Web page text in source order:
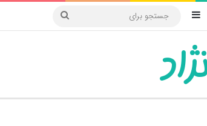
تصادفی
سایدبار
جستجو